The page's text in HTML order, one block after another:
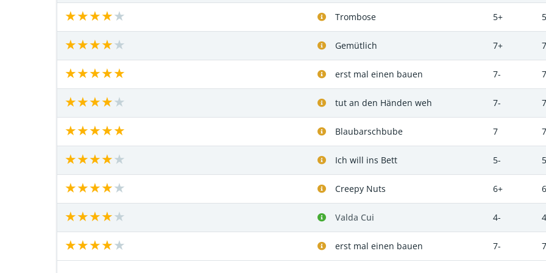
Trombose 5+
Gemütlich 7+
erst mal einen bauen 7-
tut an den Händen weh 7-
Blaubarschbube 7
Ich will ins Bett 5-
Creepy Nuts 6+
Valda Cui 4-
erst mal einen bauen 7-